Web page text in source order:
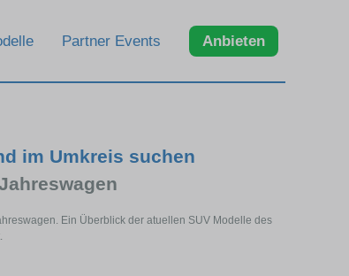
Partner Events Anbieten
im Umkreis suchen
Ein Überblick der atuellen SUV Modelle des